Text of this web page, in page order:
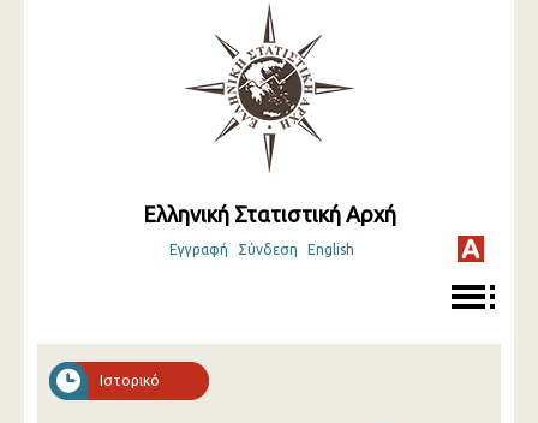
Ελληνική Στατιστική Αρχή
Εγγραφή Σύνδεση English
Ιστορικό